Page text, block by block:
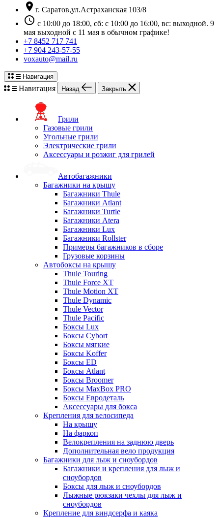
location_on г. Саратов,ул.Астраханская 103/8
schedule с 10:00 до 18:00, сб: с 10:00 до 16:00, вс: выходной. 9
мая выходной с 11 мая в обычном графике!
+7 8452 717 741
+7 904 243-57-55
voxauto@mail.ru
Навигация
Навигация Назад Закрыть
Грили
Газовые грили
Угольные грили
Электрические грили
Аксессуары и розжиг для грилей
Автобагажники
Багажники на крышу
Багажники Thule
Багажники Atlant
Багажники Turtle
Багажники Atera
Багажники Lux
Багажники Rollster
Примеры багажников в сборе
Грузовые корзины
Автобоксы на крышу
Thule Touring
Thule Force XT
Thule Motion XT
Thule Dynamic
Thule Vector
Thule Pacific
Боксы Lux
Боксы Cybort
Боксы мягкие
Боксы Koffer
Боксы ED
Боксы Atlant
Боксы Broomer
Боксы MaxBox PRO
Боксы Евродеталь
Аксессуары для бокса
Крепления для велосипеда
На крышу
На фаркоп
Велокрепления на заднюю дверь
Дополнительная вело продукция
Багажники для лыж и сноубордов
Багажники и крепления для лыж и
сноубордов
Боксы для лыж и сноубордов
Лыжные рюкзаки чехлы для лыж и
сноубордов
Крепление для виндсерфа и каяка